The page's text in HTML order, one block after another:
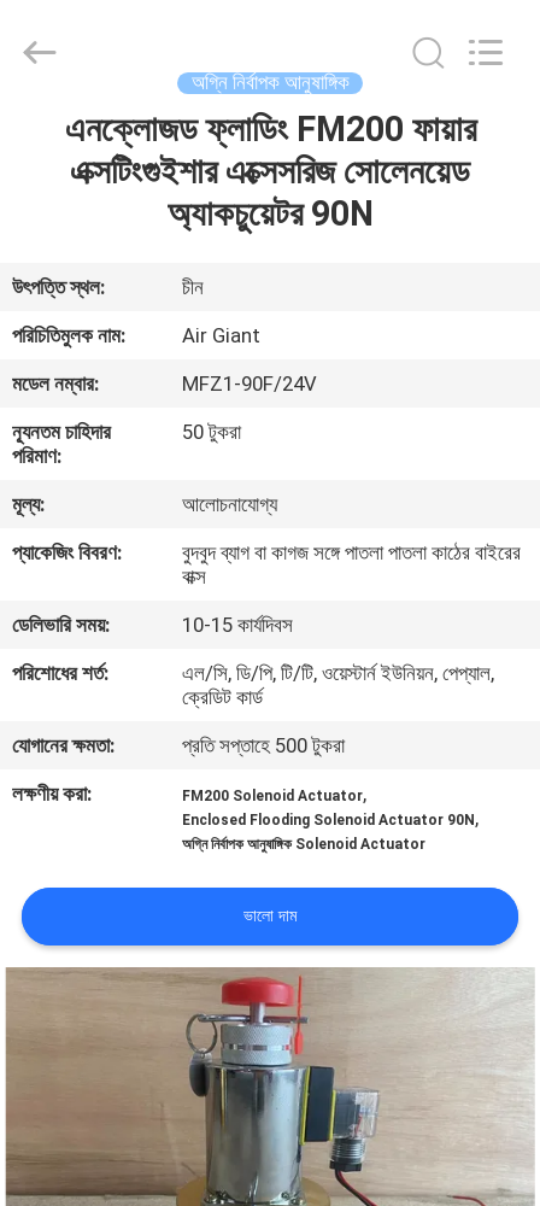
ভিআর
শো
আমাদের
সম্পর্কে
কারখানা
ভ্রমণ
মান
নিয়ন্ত্রণ
ডাউনলোড
জন্য
আবেদন
POLICY
Equipment
অগ্নি নির্বাপক আনুষাঙ্গিক
এনক্লোজড ফ্লাডিং FM200 ফায়ার
এক্সটিংগুইশার এক্সেসরিজ সোলেনয়েড
অ্যাকচুয়েটর 90N
উৎপত্তি স্থল:
চীন
পরিচিতিমুলক নাম:
Air Giant
মডেল নম্বার:
MFZ1-90F/24V
ন্যূনতম চাহিদার
পরিমাণ:
50 টুকরা
মূল্য:
আলোচনাযোগ্য
প্যাকেজিং বিবরণ:
বুদবুদ ব্যাগ বা কাগজ সঙ্গে পাতলা পাতলা কাঠের বাইরের
বাক্স
ডেলিভারি সময়:
10-15 কার্যদিবস
পরিশোধের শর্ত:
এল/সি, ডি/পি, টি/টি, ওয়েস্টার্ন ইউনিয়ন, পেপ্যাল,
ক্রেডিট কার্ড
যোগানের ক্ষমতা:
প্রতি সপ্তাহে 500 টুকরা
লক্ষণীয় করা:
FM200 Solenoid Actuator,
Enclosed Flooding Solenoid Actuator 90N ,
অগ্নি নির্বাপক আনুষাঙ্গিক Solenoid Actuator
ভালো দাম